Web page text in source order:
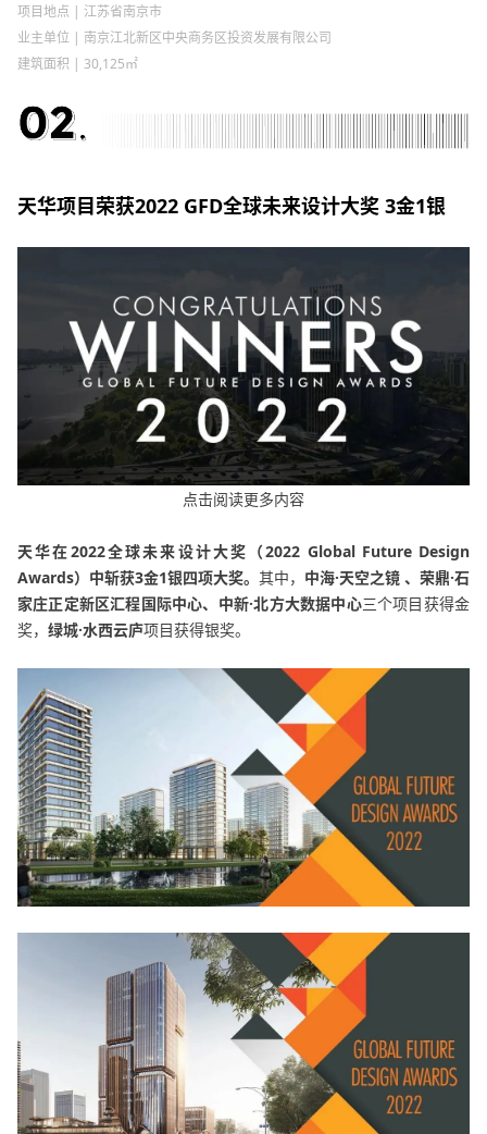
项目地点 | 江苏省南京市
业主单位 | 南京江北新区中央商务区投资发展有限公司
建筑面积 | 30,125㎡
天华项目荣获2022 GFD全球未来设计大奖 3金1银
点击阅读更多内容
天华在2022全球未来设计大奖（2022 Global Future Design
Awards）中斩获3金1银四项大奖。 其中， 中海·天空之镜 、荣鼎·石
家庄正定新区汇程国际中心、中新·北方大数据中心三个项目获得金
奖， 绿城·水西云庐项目获得银奖。